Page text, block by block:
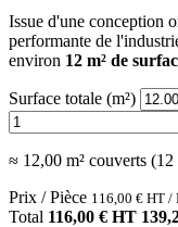
Issue d'une conception
performante de
environ 12 m² de
Surface totale (m²)
≈ 12,00 m² couverts
Prix / Pièce 116,00 € HT /
Total 116,00 € HT